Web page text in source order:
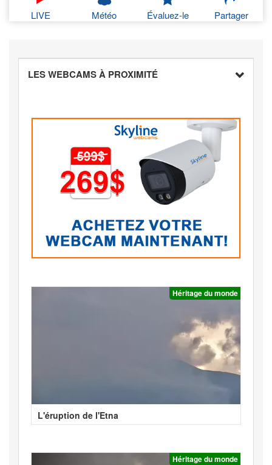
LIVE Météo Évaluez-le Partager
LES WEBCAMS À PROXIMITÉ
Héritage du monde
L'éruption de l'Etna
Héritage du monde